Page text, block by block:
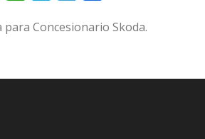
Concesionario Skoda.